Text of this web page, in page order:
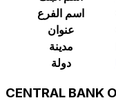
اسم الفرع
عنوان
مدينة
دولة